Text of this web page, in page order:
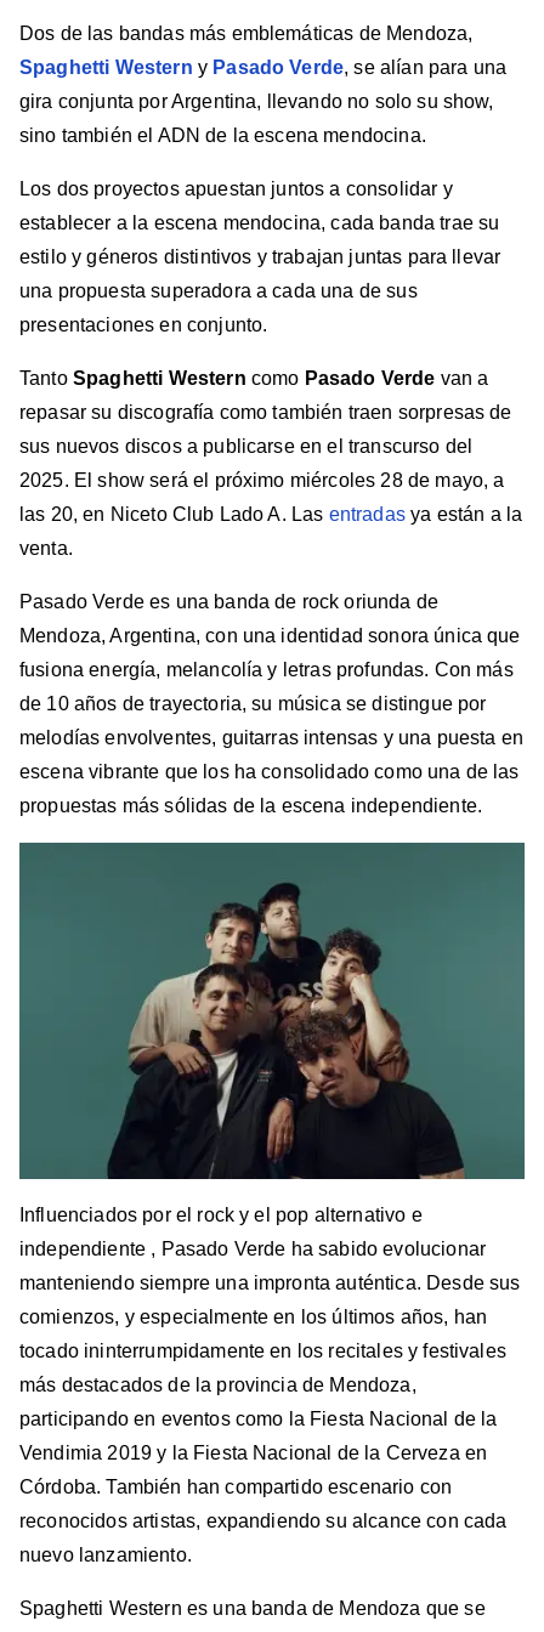
Dos de las bandas más emblemáticas de Mendoza,
Spaghetti Western y Pasado Verde, se alían para una
gira conjunta por Argentina, llevando no solo su show,
sino también el ADN de la escena mendocina.
Los dos proyectos apuestan juntos a consolidar y
establecer a la escena mendocina, cada banda trae su
estilo y géneros distintivos y trabajan juntas para llevar
una propuesta superadora a cada una de sus
presentaciones en conjunto.
Tanto Spaghetti Western como Pasado Verde van a
repasar su discografía como también traen sorpresas de
sus nuevos discos a publicarse en el transcurso del
2025. El show será el próximo miércoles 28 de mayo, a
las 20, en Niceto Club Lado A. Las entradasya están a la
venta.
Pasado Verde es una banda de rock oriunda de
Mendoza, Argentina, con una identidad sonora única que
fusiona energía, melancolía y letras profundas. Con más
de 10 años de trayectoria, su música se distingue por
melodías envolventes, guitarras intensas y una puesta en
escena vibrante que los ha consolidado como una de las
propuestas más sólidas de la escena independiente.
Influenciados por el rock y el pop alternativo e
independiente , Pasado Verde ha sabido evolucionar
manteniendo siempre una impronta auténtica. Desde sus
comienzos, y especialmente en los últimos años, han
tocado ininterrumpidamente en los recitales y festivales
más destacados de la provincia de Mendoza,
participando en eventos como la Fiesta Nacional de la
Vendimia 2019 y la Fiesta Nacional de la Cerveza en
Córdoba. También han compartido escenario con
reconocidos artistas, expandiendo su alcance con cada
nuevo lanzamiento.
Spaghetti Western es una banda de Mendoza que se